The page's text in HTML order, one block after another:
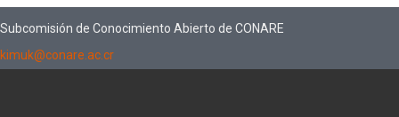
Subcomisión de Conocimiento Abierto de CONARE
kimuk@conare.ac.cr